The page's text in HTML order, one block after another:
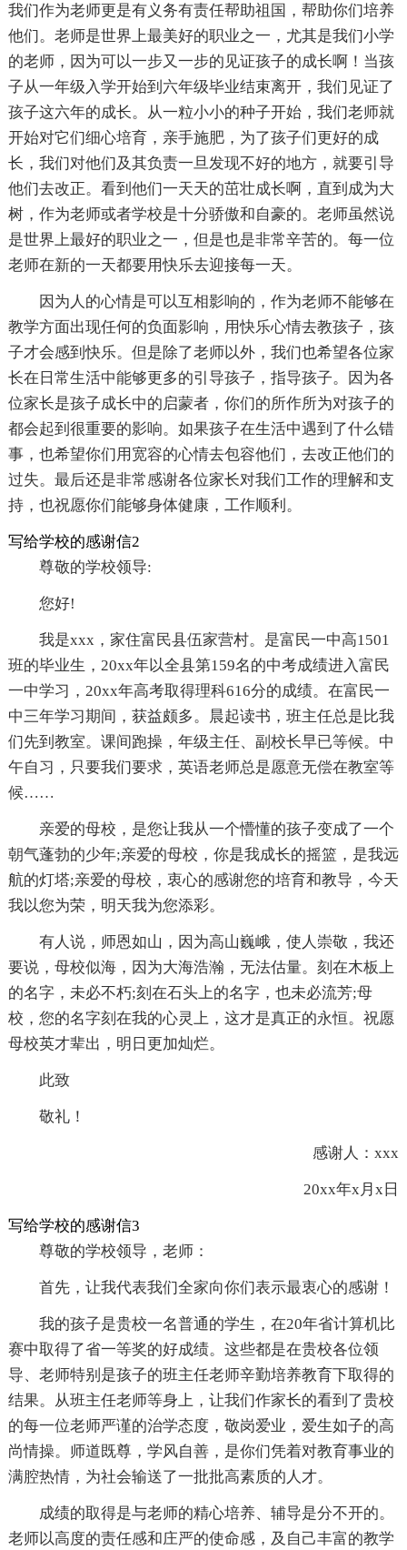
我们作为老师更是有义务有责任帮助祖国，帮助你们培养
他们。老师是世界上最美好的职业之一，尤其是我们小学
的老师，因为可以一步又一步的见证孩子的成长啊！当孩
子从一年级入学开始到六年级毕业结束离开，我们见证了
孩子这六年的成长。从一粒小小的种子开始，我们老师就
开始对它们细心培育，亲手施肥，为了孩子们更好的成
长，我们对他们及其负责一旦发现不好的地方，就要引导
他们去改正。看到他们一天天的茁壮成长啊，直到成为大
树，作为老师或者学校是十分骄傲和自豪的。老师虽然说
是世界上最好的职业之一，但是也是非常辛苦的。每一位
老师在新的一天都要用快乐去迎接每一天。
因为人的心情是可以互相影响的，作为老师不能够在
教学方面出现任何的负面影响，用快乐心情去教孩子，孩
子才会感到快乐。但是除了老师以外，我们也希望各位家
长在日常生活中能够更多的引导孩子，指导孩子。因为各
位家长是孩子成长中的启蒙者，你们的所作所为对孩子的
都会起到很重要的影响。如果孩子在生活中遇到了什么错
事，也希望你们用宽容的心情去包容他们，去改正他们的
过失。最后还是非常感谢各位家长对我们工作的理解和支
持，也祝愿你们能够身体健康，工作顺利。
写给学校的感谢信2
尊敬的学校领导:
您好!
我是xxx，家住富民县伍家营村。是富民一中高1501
班的毕业生，20xx年以全县第159名的中考成绩进入富民
一中学习，20xx年高考取得理科616分的成绩。在富民一
中三年学习期间，获益颇多。晨起读书，班主任总是比我
们先到教室。课间跑操，年级主任、副校长早已等候。中
午自习，只要我们要求，英语老师总是愿意无偿在教室等
候……
亲爱的母校，是您让我从一个懵懂的孩子变成了一个
朝气蓬勃的少年;亲爱的母校，你是我成长的摇篮，是我远
航的灯塔;亲爱的母校，衷心的感谢您的培育和教导，今天
我以您为荣，明天我为您添彩。
有人说，师恩如山，因为高山巍峨，使人崇敬，我还
要说，母校似海，因为大海浩瀚，无法估量。刻在木板上
的名字，未必不朽;刻在石头上的名字，也未必流芳;母
校，您的名字刻在我的心灵上，这才是真正的永恒。祝愿
母校英才辈出，明日更加灿烂。
此致
敬礼！
感谢人：xxx
20xx年x月x日
写给学校的感谢信3
尊敬的学校领导，老师：
首先，让我代表我们全家向你们表示最衷心的感谢！
我的孩子是贵校一名普通的学生，在20年省计算机比
赛中取得了省一等奖的好成绩。这些都是在贵校各位领
导、老师特别是孩子的班主任老师辛勤培养教育下取得的
结果。从班主任老师等身上，让我们作家长的看到了贵校
的每一位老师严谨的治学态度，敬岗爱业，爱生如子的高
尚情操。师道既尊，学风自善，是你们凭着对教育事业的
满腔热情，为社会输送了一批批高素质的人才。
成绩的取得是与老师的精心培养、辅导是分不开的。
老师以高度的责任感和庄严的使命感，及自己丰富的教学